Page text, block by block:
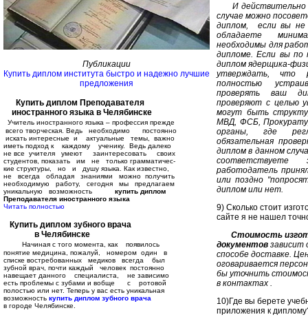
Публикации
Купить диплом института быстро и надежно лучшие
предложения
Купить диплом Преподавателя
иностранного языка в Челябинске
Учитель иностранного языка – профессия прежде
всего творческая. Ведь необходимо постоянно
искать интересные и актуальные темы, важно
иметь подход к каждому ученику. Ведь далеко
не все учителя умеют заинтересовать своих
студентов, показать им не только грамматичес-
кие структуры, но и душу языка. Как известно,
не всегда обладая знаниями можно получить
необходимую работу, сегодня мы предлагаем
уникальную возможность купить диплом
Преподавателя иностранного языка
Читать полностью
Купить диплом зубного врача
в Челябинске
Начиная с того момента, как появилось
понятие медицина, пожалуй, номером один в
списке востребованных медиков всегда был
зубной врач, почти каждый человек постоянно
навещает данного специалиста, не зависимо
есть проблемы с зубами и вобще с ротовой
полостью или нет. Теперь у вас есть уникальная
возможность купить диплом зубного врача
в городе Челябинске.
И действительно
случае можно
диплом, если вы
обладаете
необходимы для
дипломе. Если вы по
диплом ядерщика-
утверждать, что
полностью
проверять ваш
проверяют с целью
могут быть
МВД, ФСБ,
органы, где
обязательная
диплом в данном
работодатель
или поздно
диплом или нет.
9) Сколько стоит
сайте я не нашел
Стоимость
документов зависит
способе доставке.
оговаривается
бы уточнить
в контактах .
10)Где вы берете
приложения к